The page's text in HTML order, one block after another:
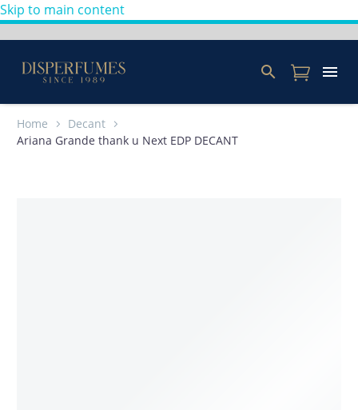
Skip to main content
Home
Decant
Ariana Grande thank u Next EDP DECANT